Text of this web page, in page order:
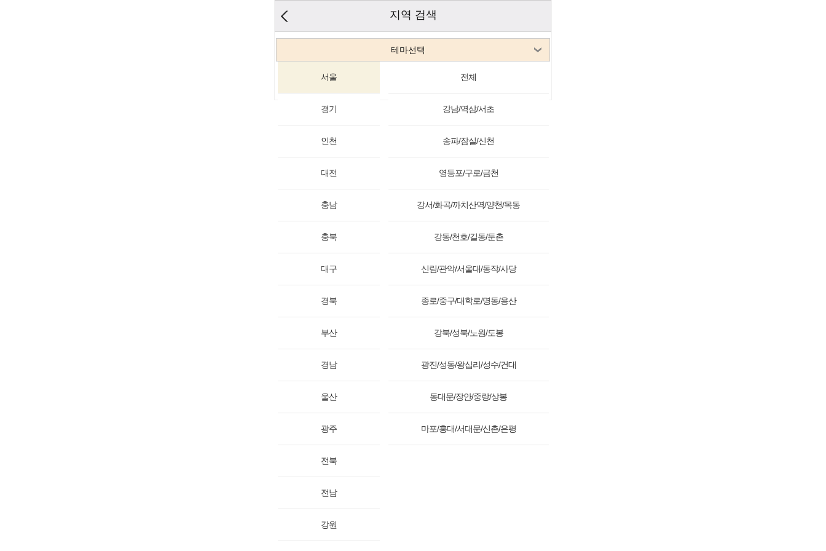
지역 검색
테마선택
서울
경기
인천
대전
충남
충북
대구
경북
부산
경남
울산
광주
전북
전남
강원
전체
강남/역삼/서초
송파/잠실/신천
영등포/구로/금천
강서/화곡/까치산역/양천/목동
강동/천호/길동/둔촌
신림/관악/서울대/동작/사당
종로/중구/대학로/명동/용산
강북/성북/노원/도봉
광진/성동/왕십리/성수/건대
동대문/장안/중랑/상봉
마포/홍대/서대문/신촌/은평